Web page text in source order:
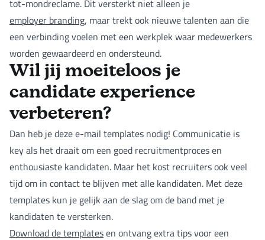
tot-mondreclame. Dit versterkt niet alleen je
employer branding, maar trekt ook nieuwe talenten aan die
een verbinding voelen met een werkplek waar medewerkers
worden gewaardeerd en ondersteund.
Wil jij moeiteloos je
candidate experience
verbeteren?
Dan heb je deze e-mail templates nodig! Communicatie is
key als het draait om een goed recruitmentproces en
enthousiaste kandidaten. Maar het kost recruiters ook veel
tijd om in contact te blijven met alle kandidaten. Met deze
templates kun je gelijk aan de slag om de band met je
kandidaten te versterken.
Download de templatesen ontvang extra tips voor een